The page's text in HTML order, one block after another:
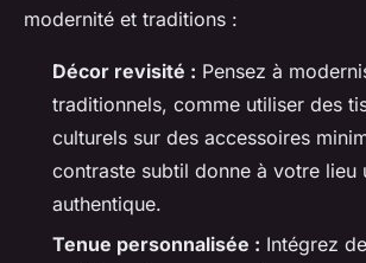
modernité et traditions :
Décor revisité : Pensez à
traditionnels, comme utiliser des
culturels sur des accessoires
contraste subtil donne à votre lieu
authentique.
Tenue personnalisée : Intégrez